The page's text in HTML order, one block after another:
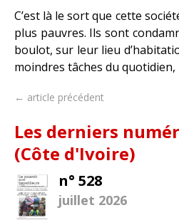
C’est là le sort que cette
plus pauvres. Ils sont
boulot, sur leur lieu
moindres tâches du
← article précédent
Les derniers
(Côte d'Ivoire)
n° 528
juillet 2026